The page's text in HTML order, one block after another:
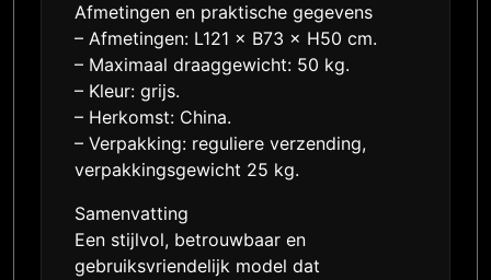
Afmetingen en praktische gegevens
– Afmetingen: L121 × B73 × H50 cm.
– Maximaal draaggewicht: 50 kg.
– Kleur: grijs.
– Herkomst: China.
– Verpakking: reguliere verzending,
verpakkingsgewicht 25 kg.
Samenvatting
Een stijlvol, betrouwbaar en
gebruiksvriendelijk model dat